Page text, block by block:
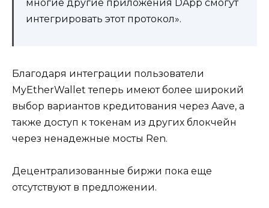
многие другие приложения DApp смогут
интегрировать этот протокол».
Благодаря интеграции пользователи
MyEtherWallet теперь имеют более широкий
выбор вариантов кредитования через Aave, а
также доступ к токенам из других блокчейн
через ненадежные мосты Ren.
Децентрализованные биржи пока еще
отсутствуют в предложении.